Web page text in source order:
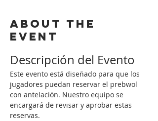
About the
event
Descripción del Evento
Este evento está diseñado para que los
jugadores puedan reservar el prebwol
con antelación. Nuestro equipo se
encargará de revisar y aprobar estas
reservas.